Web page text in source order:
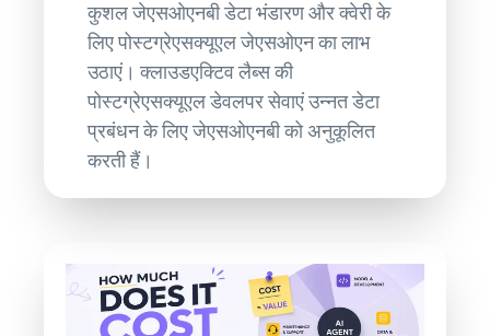
कुशल जेएसओएनबी डेटा भंडारण और क्वेरी के
लिए पोस्टग्रेएसक्यूएल जेएसओएन का लाभ
उठाएं। क्लाउडएक्टिव लैब्स की
पोस्टग्रेएसक्यूएल डेवलपर सेवाएं उन्नत डेटा
प्रबंधन के लिए जेएसओएनबी को अनुकूलित
करती हैं।